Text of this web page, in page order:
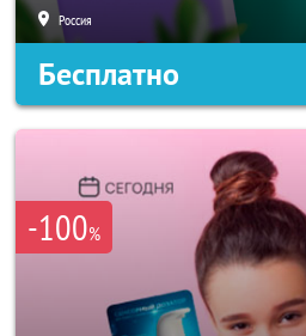
Россия
Бесплатно
-100%